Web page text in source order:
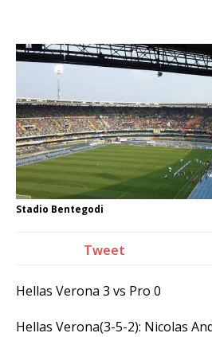
Stadio Bentegodi
Tweet
Hellas Verona 3 vs Pro 0
Hellas Verona(3-5-2): Nicolas